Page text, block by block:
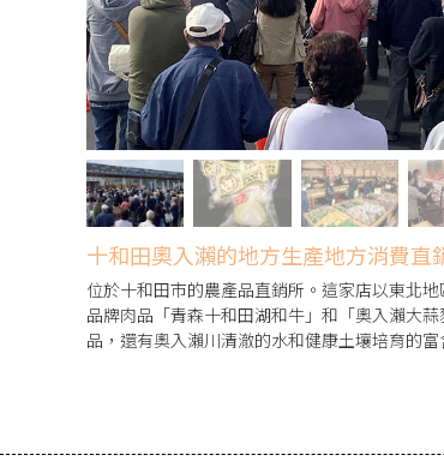
十和田奧入瀨的地方生產地方消費直
位於十和田市的農產品直銷所。這家店以東北
品牌肉品「青森十和田湖和牛」和「奧入瀨大
品，還有奧入瀨川清澈的水和健康土壤培育的